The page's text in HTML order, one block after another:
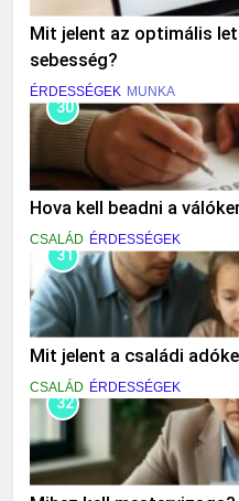
Mit jelent az optimális
sebesség?
ÉRDESSÉGEK MUNKA
30
Hova kell beadni a
CSALÁD ÉRDESSÉGEK
31
Mit jelent a családi
CSALÁD ÉRDESSÉGEK
32